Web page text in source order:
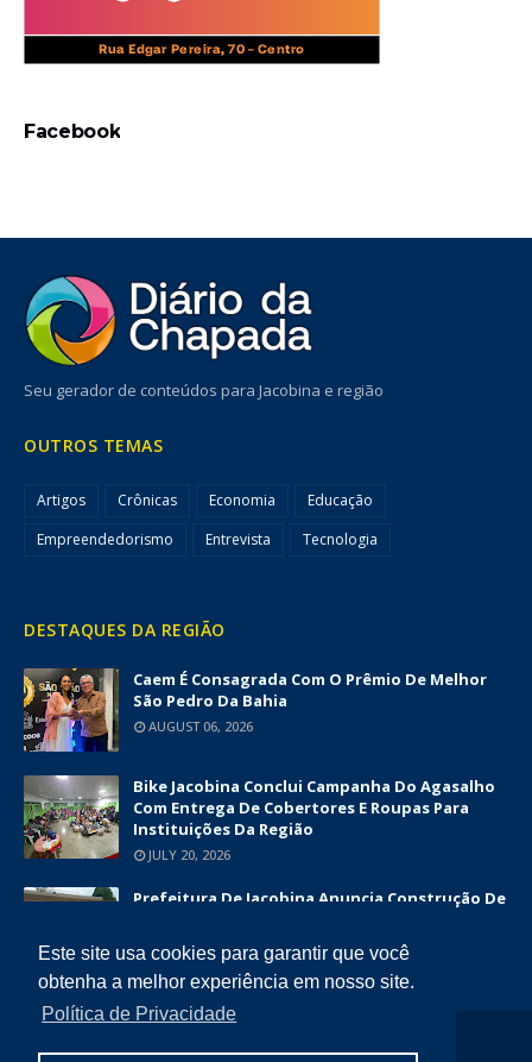
Este site usa cookies para garantir que você
obtenha a melhor experiência em nosso site.
Política de Privacidade
Facebook
Seu gerador de conteúdos para Jacobina e região
OUTROS TEMAS
Artigos Crônicas Economia
Educação
Empreendedorismo
Entrevista Tecnologia
DESTAQUES DA REGIÃO
Caem É Consagrada Com O Prêmio De Melhor
São Pedro Da Bahia
AUGUST 06, 2026
Bike Jacobina Conclui Campanha Do Agasalho
Com Entrega De Cobertores E Roupas Para
Instituições Da Região
JULY 20, 2026
Prefeitura De Jacobina Anuncia Construção De
JUNE 12, 2026